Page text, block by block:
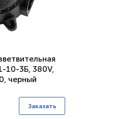
10-3Б, 380V,
черный
Заказать